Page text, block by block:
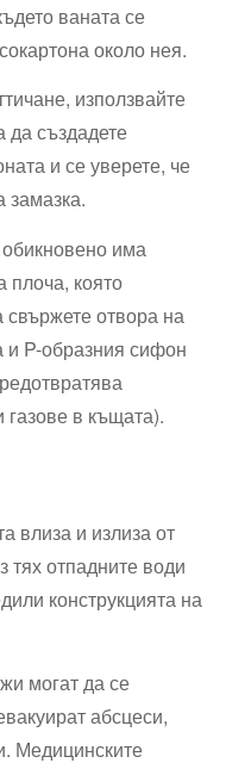
ваната се
около нея.
използвайте
да създадете
и се уверете, че
замазка.
има
плоча, която
отвора на
и P-образния сифон
газове в къщата).
влиза и излиза от
отпадните води
конструкцията на
могат да се
абсцеси,
Медицинските